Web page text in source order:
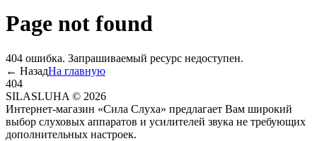
Page not found
404 ошибка. Запрашиваемый ресурс недоступен.
← НазадНа главную
404
SILASLUHA © 2026
Интернет-магазин «Сила Слуха» предлагает Вам широкий
выбор слуховых аппаратов и усилителей звука не требующих
дополнительных настроек.